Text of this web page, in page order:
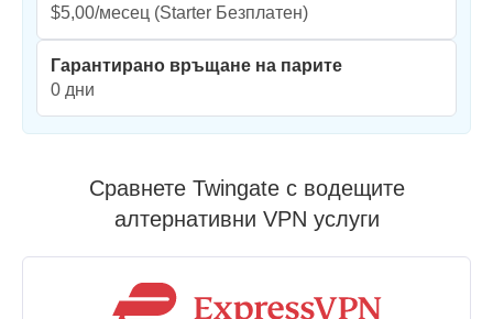
$5,00/месец (Starter Безплатен)
Гарантирано връщане на парите
0 дни
Сравнете Twingate с водещите
алтернативни VPN услуги